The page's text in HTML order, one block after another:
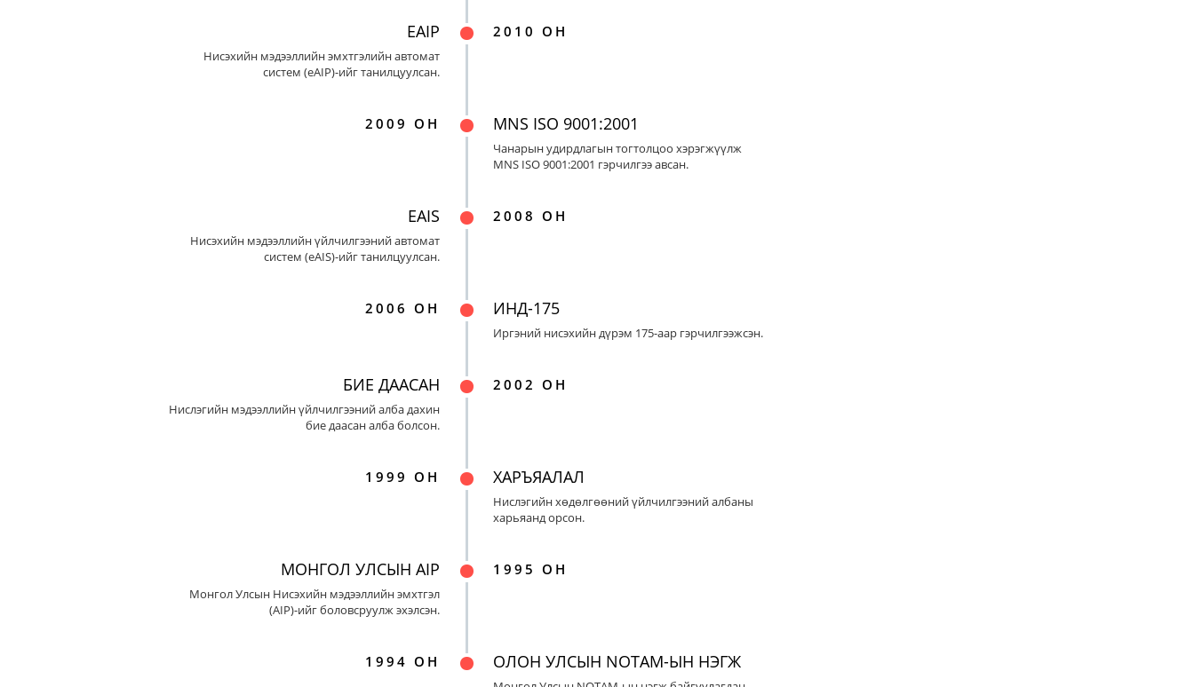
2010 ОН
EAIP
Нисэхийн мэдээллийн эмхтгэлийн автомат
систем (eAIP)-ийг танилцуулсан.
2009 ОН MNS ISO 9001:2001
Чанарын удирдлагын тогтолцоо хэрэгжүүлж
MNS ISO 9001:2001 гэрчилгээ авсан.
2008 ОН
EAIS
Нисэхийн мэдээллийн үйлчилгээний автомат
систем (eAIS)-ийг танилцуулсан.
2006 ОН ИНД-175
Иргэний нисэхийн дүрэм 175-аар гэрчилгээжсэн.
2002 ОН
БИЕ ДААСАН
Нислэгийн мэдээллийн үйлчилгээний алба дахин
бие даасан алба болсон.
1999 ОН ХАРЪЯАЛАЛ
Нислэгийн хөдөлгөөний үйлчилгээний албаны
харьяанд орсон.
1995 ОН
МОНГОЛ УЛСЫН AIP
Монгол Улсын Нисэхийн мэдээллийн эмхтгэл
(AIP)-ийг боловсруулж эхэлсэн.
1994 ОН ОЛОН УЛСЫН NOTAM-ЫН НЭГЖ